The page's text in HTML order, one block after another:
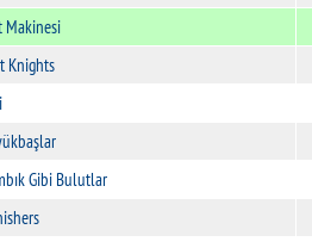
Makinesi
Knights
Gibi Bulutlar